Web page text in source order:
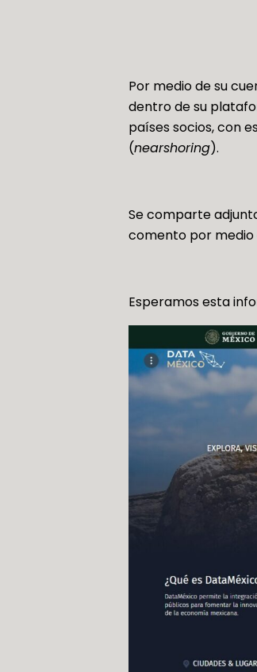
Por medio de su
dentro de su
países socios, con
(nearshoring).
Se comparte
comento por medio
Esperamos esta